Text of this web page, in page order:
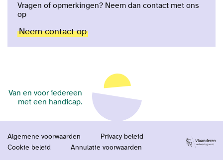
Vragen of opmerkingen? Neem dan contact met ons
op
Neem contact op
Van en voor iedereen
met een handicap.
Algemene voorwaarden
Privacy beleid
Cookie beleid
Annulatie voorwaarden